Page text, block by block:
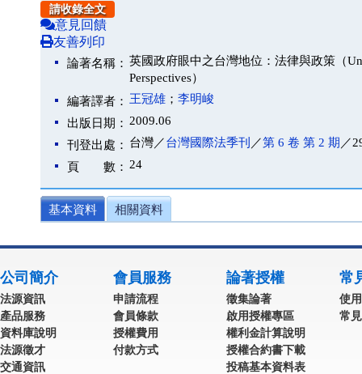
請收錄全文
意見回饋
友善列印
論著名稱： 英國政府眼中之台灣地位：法律與政策（
Perspectives）
編著譯者： 王冠雄 ； 李明峻
出版日期： 2009.06
刊登出處： 台灣／台灣國際法季刊 ／第 6 卷 第 2 期 ／
頁 數： 24
基本資料 相關資料
公司簡介
法源資訊
產品服務
資料庫說明
法源徵才
交通資訊
會員服務
申請流程
會員條款
授權費用
付款方式
論著授權
徵集論著
啟用授權專區
權利金計算說明
授權合約書下載
投稿基本資料表
常
使
常